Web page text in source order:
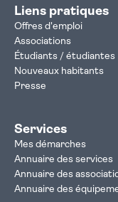
Liens pratiques
Offres d'emploi
Associations
Étudiants / étudiantes
Nouveaux habitants
Presse
Services
Mes démarches
Annuaire des services
Annuaire des
Annuaire des